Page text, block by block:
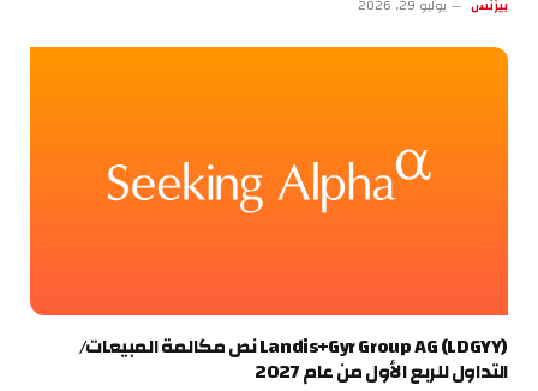
بيزنس يوليو 29, 2026
Landis+Gyr Group AG (LDGYY) نص مكالمة المبيعات/
التداول للربع الأول من عام 2027